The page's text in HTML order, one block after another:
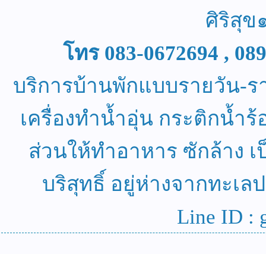
ศิริสุข
โทร 083-0672694 ,
บริการบ้านพักแบบรายวัน-ร
เครื่องทำน้ำอุ่น กระติกน้ำ
ส่วนให้ทำอาหาร ซักล้าง
บริสุทธิ์ อยู่ห่างจากทะเล
Line ID :